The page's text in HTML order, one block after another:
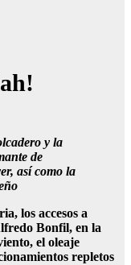
y la
de
así como la
los accesos a
Bonfil, en la
el oleaje
repletos